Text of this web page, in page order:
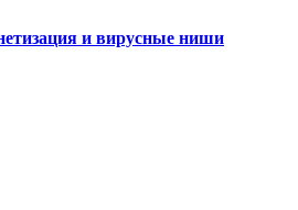
и вирусные ниши